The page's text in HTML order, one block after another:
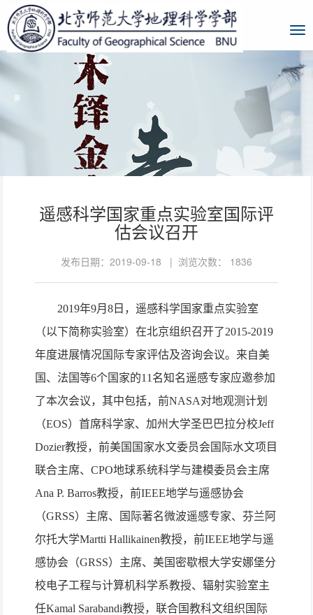
遥感科学国家重点实验室国际评
估会议召开
发布日期：2019-09-18 | 浏览次数： 1836
2019年9月 8日，遥感科学国家重点实验室
（以下简称实验室）在北京组织召开了2015-2019
年度进展情况国际专家评估及咨询会议。来自美
国、法国等6个国家的11 名知名遥感专家应邀参加
了本次会议，其中包括，前NASA对地观测计划
（EOS）首席科学家、加州大学圣巴巴拉分校Jeff
Dozier教授，前美国国家水文委员会国际水文项目
联合主席、 CPO地球系统科学与建模委员会主席
Ana P. Barros教授，前IEEE地学与遥感协会
（GRSS）主席、国际著名微波遥感专家、芬兰阿
尔托大学Martti Hallikainen教授，前IEEE地学与遥
感协会（GRSS）主席、美国密歇根大学安娜堡分
校电子工程与计算机科学系教授、辐射实验室主
任Kamal Sarabandi教授，联合国教科文组织国际